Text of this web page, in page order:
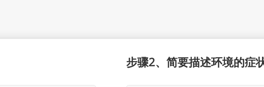
步骤2、简要描述环境的症